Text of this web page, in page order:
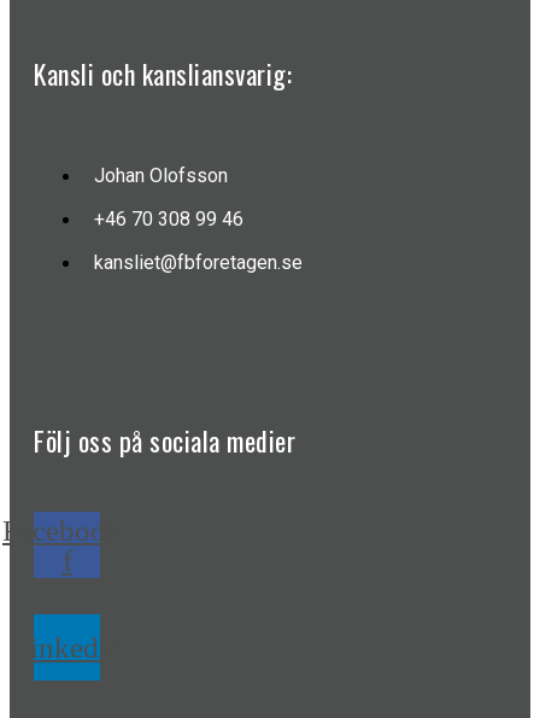
Kansli och kansliansvarig:
Johan Olofsson
+46 70 308 99 46
kansliet@fbforetagen.se
Följ oss på sociala medier
Facebook-
f
Linkedin